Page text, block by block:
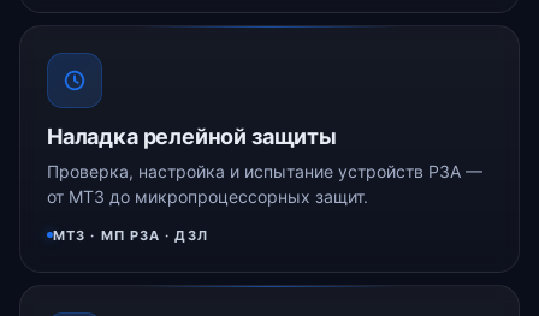
Наладка релейной защиты
Проверка, настройка и испытание устройств РЗА —
от МТЗ до микропроцессорных защит.
МТЗ · МП РЗА · ДЗЛ